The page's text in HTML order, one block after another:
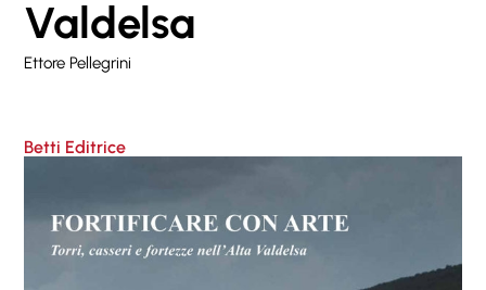
Valdelsa
Ettore Pellegrini
Betti Editrice